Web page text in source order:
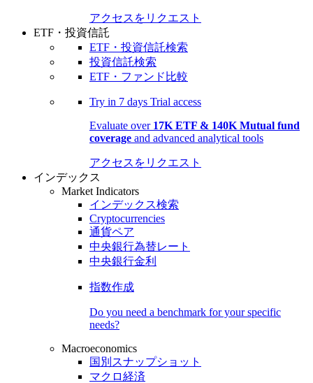
アクセスをリクエスト
ETF・投資信託
ETF・投資信託検索
投資信託検索
ETF・ファンド比較
Try in 7 days Trial access
Evaluate over 17K ETF & 140K Mutual fund
coverage and advanced analytical tools
アクセスをリクエスト
インデックス
Market Indicators
インデックス検索
Cryptocurrencies
通貨ペア
中央銀行為替レート
中央銀行金利
指数作成
Do you need a benchmark for your specific
needs?
Macroeconomics
国別スナップショット
マクロ経済